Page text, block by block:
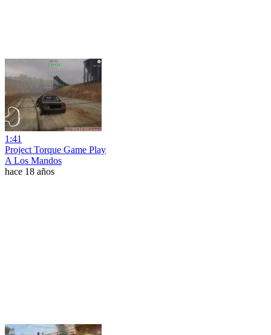
1:41
Project Torque Game Play
A Los Mandos
hace 18 años